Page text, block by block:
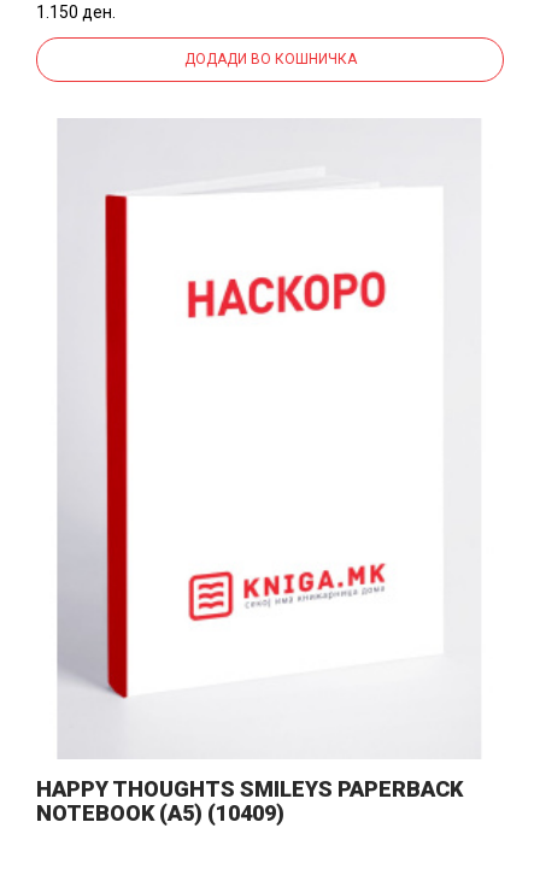
1.150 ден.
ДОДАДИ ВО КОШНИЧКА
HAPPY THOUGHTS SMILEYS PAPERBACK
NOTEBOOK (A5) (10409)